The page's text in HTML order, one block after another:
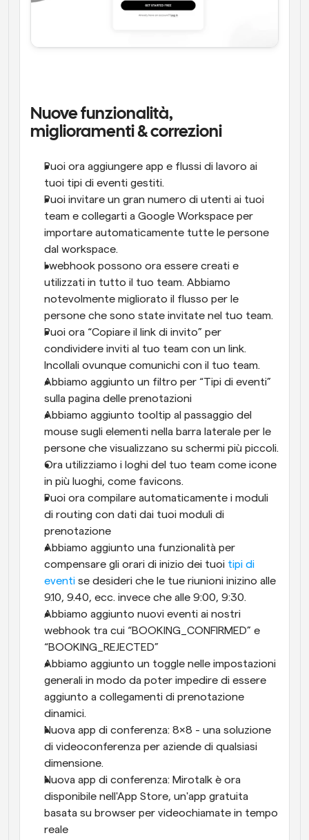
Nuove funzionalità,
miglioramenti & correzioni
Puoi ora aggiungere app e flussi di lavoro ai
tuoi tipi di eventi gestiti.
Puoi invitare un gran numero di utenti ai tuoi
team e collegarti a Google Workspace per
importare automaticamente tutte le persone
dal workspace.
I webhook possono ora essere creati e
utilizzati in tutto il tuo team. Abbiamo
notevolmente migliorato il flusso per le
persone che sono state invitate nel tuo team.
Puoi ora “Copiare il link di invito” per
condividere inviti al tuo team con un link.
Incollali ovunque comunichi con il tuo team.
Abbiamo aggiunto un filtro per “Tipi di eventi”
sulla pagina delle prenotazioni
Abbiamo aggiunto tooltip al passaggio del
mouse sugli elementi nella barra laterale per le
persone che visualizzano su schermi più piccoli.
Ora utilizziamo i loghi del tuo team come icone
in più luoghi, come favicons.
Puoi ora compilare automaticamente i moduli
di routing con dati dai tuoi moduli di
prenotazione
Abbiamo aggiunto una funzionalità per
compensare gli orari di inizio dei tuoi tipi di
eventi se desideri che le tue riunioni inizino alle
9.10, 9.40, ecc. invece che alle 9:00, 9:30.
Abbiamo aggiunto nuovi eventi ai nostri
webhook tra cui “BOOKING_CONFIRMED” e
“BOOKING_REJECTED”
Abbiamo aggiunto un toggle nelle impostazioni
generali in modo da poter impedire di essere
aggiunto a collegamenti di prenotazione
dinamici.
Nuova app di conferenza: 8x8 - una soluzione
di videoconferenza per aziende di qualsiasi
dimensione.
Nuova app di conferenza: Mirotalk è ora
disponibile nell'App Store, un'app gratuita
basata su browser per videochiamate in tempo
reale